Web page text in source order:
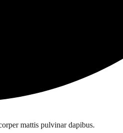
mattis pulvinar dapibus.